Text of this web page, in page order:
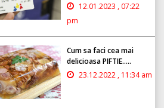
12.01.2023 , 07:22
pm
Cum sa faci cea mai
delicioasa PIFTIE.....
23.12.2022 , 11:34 am